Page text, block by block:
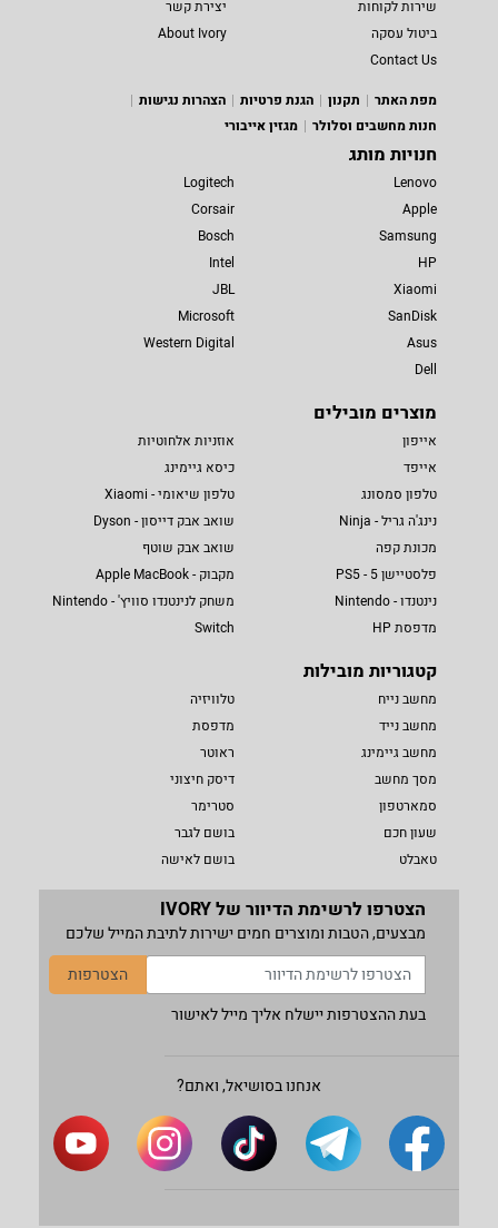
שירות לקוחות
יצירת קשר
ביטול עסקה
About Ivory
Contact Us
מפת האתר
תקנון הגנת פרטיות
הצהרות נגישות
חנות מחשבים וסלולר
מגזין אייבורי
חנויות מותג
Lenovo
Apple
Samsung
HP
Xiaomi
SanDisk
Asus
Dell
Logitech
Corsair
Bosch
Intel
JBL
Microsoft
Western Digital
מוצרים מובילים
אייפון
אייפד
טלפון סמסונג
נינג'ה גריל - Ninja
מכונת קפה
פלסטיישן 5 - PS5
נינטנדו - Nintendo
מדפסת HP
אוזניות אלחוטיות
כיסא גיימינג
טלפון שיאומי - Xiaomi
שואב אבק דייסון - Dyson
שואב אבק שוטף
מקבוק - Apple MacBook
משחק לנינטנדו סוויץ' - Nintendo
Switch
קטגוריות מובילות
מחשב נייח
מחשב נייד
מחשב גיימינג
מסך מחשב
סמארטפון
שעון חכם
טאבלט
טלוויזיה
מדפסת
ראוטר
דיסק חיצוני
סטרימר
בושם לגבר
בושם לאישה
הצטרפו לרשימת הדיוור של IVORY
מבצעים, הטבות ומוצרים חמים ישירות לתיבת המייל שלכם
הצטרפות
בעת ההצטרפות יישלח אליך מייל לאישור
אנחנו בסושיאל, ואתם?